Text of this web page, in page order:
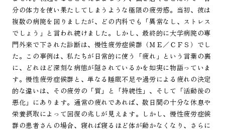
分の体力を使い果たしてしまうような極限の疲労感。当初、彼は
複数の病院を回りましたが、どの内科でも「異常なし、ストレス
でしょう」と言われ続けました。しかし、最終的に大学病院の専
門外来で下された診断は、慢性疲労症候群（ＭＥ／ＣＦＳ）でし
た。この事例は、私たちが日常的に使う「疲れ」という言葉の裏
に、どれほど深刻な病態が隠されているかを如実に物語っていま
す。慢性疲労症候群と、単なる睡眠不足や過労による疲れの決定
的な違いは、その疲労の「質」と「持続性」、そして「活動後の
悪化」にあります。通常の疲れであれば、数日間の十分な休息や
栄養摂取によって回復の兆しが見えます。しかし、慢性疲労症候
群の患者さんの場合、寝れば寝るほど体が動かなくなり、さらに